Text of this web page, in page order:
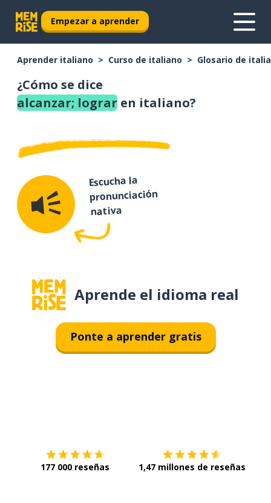
Empezar a aprender
Aprender italiano Curso de italiano Glosario de
¿Cómo se dice
alcanzar; lograr en italiano?
Escucha la
pronunciación
nativa
Aprende el idioma real
Ponte a aprender gratis
177 000 reseñas 1,47 millones de reseñas